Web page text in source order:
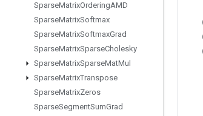
SparseMatrixOrderingAMD
SparseMatrixSoftmax
SparseMatrixSoftmaxGrad
SparseMatrixSparseCholesky
SparseMatrixSparseMatMul
SparseMatrixTranspose
SparseMatrixZeros
SparseSegmentSumGrad